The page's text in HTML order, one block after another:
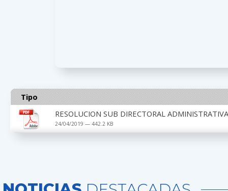
Tipo
RESOLUCION SUB DIRECTORAL
24/04/2019 — 442.2 KB